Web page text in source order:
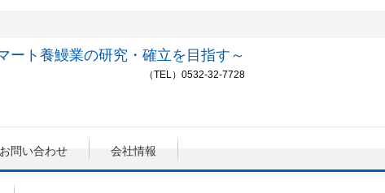
ート養鰻業の研究・確立を目指す～
（TEL）0532-32-7728
お問い合わせ 会社情報